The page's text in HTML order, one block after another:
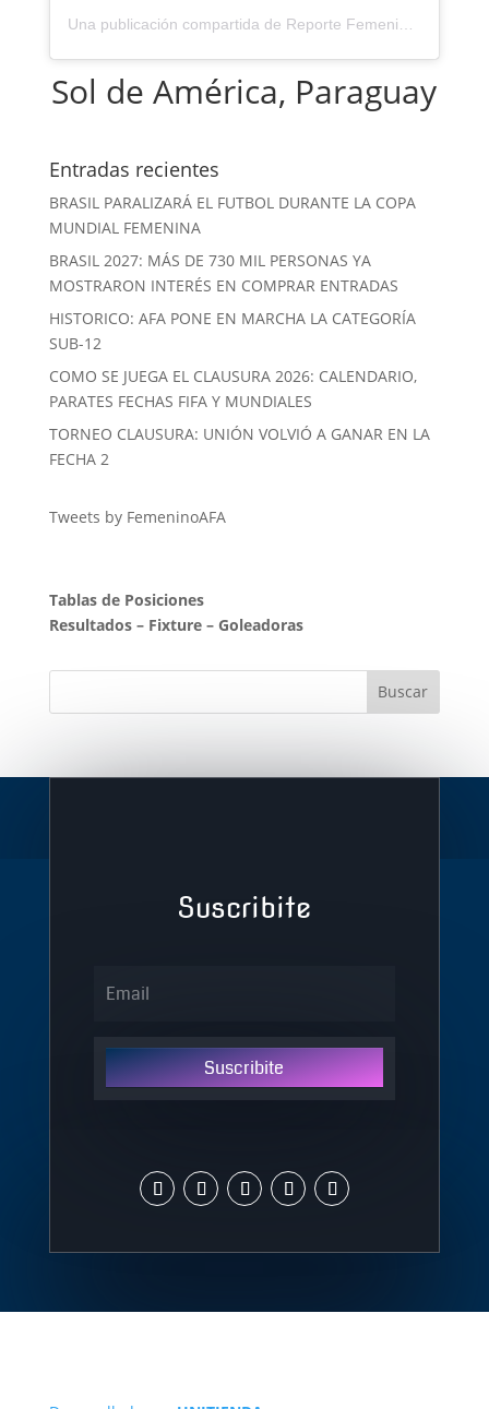
Sol de América, Paraguay
Entradas recientes
BRASIL PARALIZARÁ EL FUTBOL DURANTE LA COPA
MUNDIAL FEMENINA
BRASIL 2027: MÁS DE 730 MIL PERSONAS YA
MOSTRARON INTERÉS EN COMPRAR ENTRADAS
HISTORICO: AFA PONE EN MARCHA LA CATEGORÍA
SUB-12
COMO SE JUEGA EL CLAUSURA 2026: CALENDARIO,
PARATES FECHAS FIFA Y MUNDIALES
TORNEO CLAUSURA: UNIÓN VOLVIÓ A GANAR EN LA
FECHA 2
Tweets by FemeninoAFA
Tablas de Posiciones
Resultados– Fixture– Goleadoras
Suscribite
Suscribite